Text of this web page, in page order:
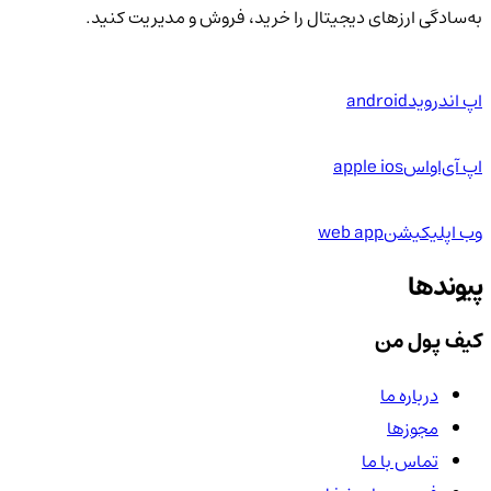
به‌سادگی ارزهای دیجیتال را خرید، فروش و مدیریت کنید.
اپ اندرویدandroid
اپ آی‌او‌اسapple ios
وب اپلیکیشنweb app
پیوندها
کیف پول من
درباره ما
مجوزها
تماس با ما